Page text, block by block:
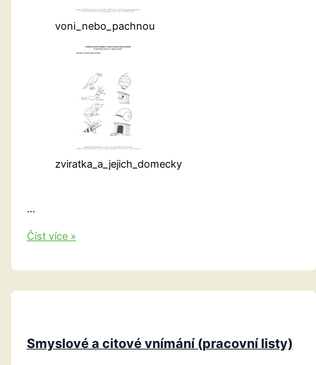
voni_nebo_pachnou
zviratka_a_jejich_domecky
…
Smyslové
(poznávací,
Číst více »
Smyslové a citové vnímání (pracovní listy)